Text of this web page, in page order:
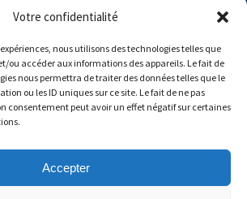
Votre confidentialité
nous utilisons des technologies telles que
ou accéder aux informations des appareils. Le fait de
nous permettra de traiter des données telles que le
ou les ID uniques sur ce site. Le fait de ne pas
consentement peut avoir un effet négatif sur certaines
Accepter
9h à 12h et de 13h à 17h
à 12h
Hody. De nouveaux tarifs sont